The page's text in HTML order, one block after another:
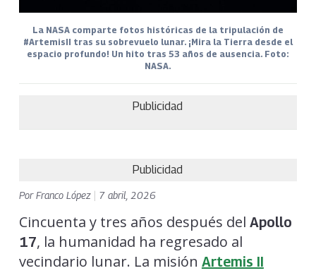
La NASA comparte fotos históricas de la tripulación de
#ArtemisII tras su sobrevuelo lunar. ¡Mira la Tierra desde el
espacio profundo! Un hito tras 53 años de ausencia. Foto:
NASA.
Publicidad
Publicidad
PorFranco López 7 abril, 2026
Cincuenta y tres años después del Apollo
17, la humanidad ha regresado al
vecindario lunar. La misión Artemis II